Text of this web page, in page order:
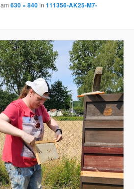
am630 × 840in111356-AK25-M7-